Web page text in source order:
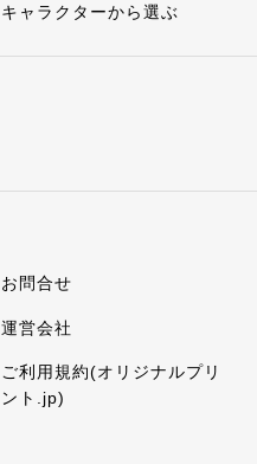
キャラクターから選ぶ
お問合せ
運営会社
ご利用規約(オリジナルプリ
ント.jp)